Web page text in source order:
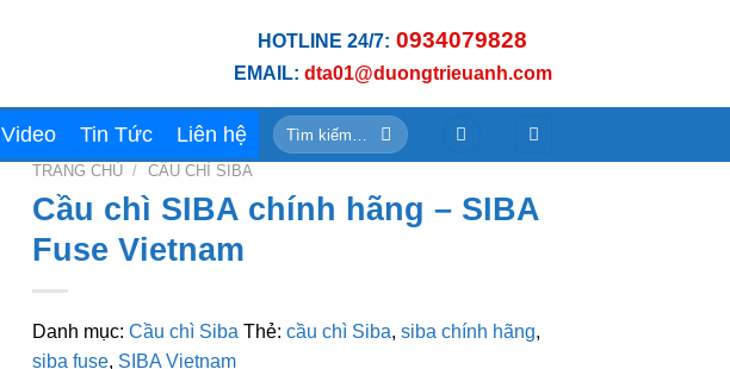
HOTLINE 24/7: 0934079828
EMAIL: dta01@duongtrieuanh.com
Video Tin Tức Liên hệ
Tìm
kiếm:
TRANG CHỦ / CẦU CHÌ SIBA
Cầu chì SIBA chính hãng – SIBA
Fuse Vietnam
Danh mục:Cầu chì Siba Thẻ:cầu chì Siba,siba chính hãng,
siba fuse, SIBA Vietnam